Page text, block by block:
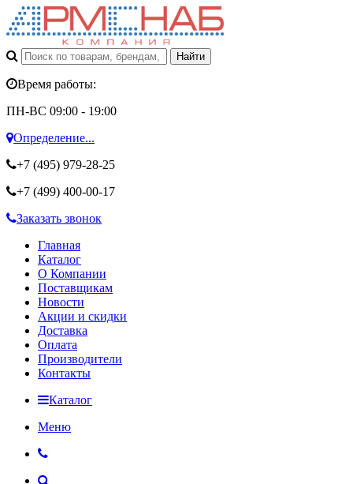
Время работы:
ПН-ВС 09:00 - 19:00
Определение...
+7 (495) 979-28-25
+7 (499) 400-00-17
Заказать звонок
Главная
Каталог
О Компании
Поставщикам
Новости
Акции и скидки
Доставка
Оплата
Производители
Контакты
Каталог
Меню